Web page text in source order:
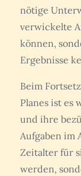
nötige
verwickelte
können,
Ergebnisse
Beim
Planes ist es
und ihre
Aufgaben im
Zeitalter für
werden,